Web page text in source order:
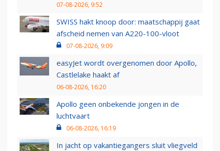
07-08-2026, 9:52
SWISS hakt knoop door: maatschappij gaat
afscheid nemen van A220-100-vloot
07-08-2026, 9:09
easyJet wordt overgenomen door Apollo,
Castlelake haakt af
06-08-2026, 16:20
Apollo geen onbekende jongen in de
luchtvaart
06-08-2026, 16:19
In jacht op vakantiegangers sluit vliegveld